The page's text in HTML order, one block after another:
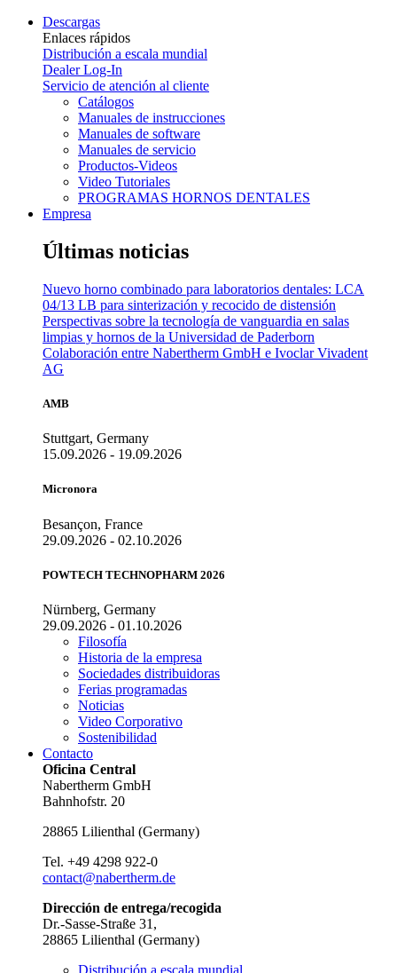
Descargas
Enlaces rápidos
Distribución a escala mundial
Dealer Log-In
Servicio de atención al cliente
Catálogos
Manuales de instrucciones
Manuales de software
Manuales de servicio
Productos-Videos
Video Tutoriales
PROGRAMAS HORNOS DENTALES
Empresa
Últimas noticias
Nuevo horno combinado para laboratorios dentales: LCA
04/13 LB para sinterización y recocido de distensión
Perspectivas sobre la tecnología de vanguardia en salas
limpias y hornos de la Universidad de Paderborn
Colaboración entre Nabertherm GmbH e Ivoclar Vivadent
AG
AMB
Stuttgart, Germany
15.09.2026 - 19.09.2026
Micronora
Besançon, France
29.09.2026 - 02.10.2026
POWTECH TECHNOPHARM 2026
Nürnberg, Germany
29.09.2026 - 01.10.2026
Filosofía
Historia de la empresa
Sociedades distribuidoras
Ferias programadas
Noticias
Video Corporativo
Sostenibilidad
Contacto
Oficina Central
Nabertherm GmbH
Bahnhofstr. 20
28865 Lilienthal (Germany)
Tel. +49 4298 922-0
contact@nabertherm.de
Dirección de entrega/recogida
Dr.-Sasse-Straße 31,
28865 Lilienthal (Germany)
Distribución a escala mundial